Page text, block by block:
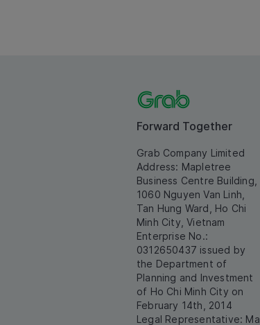
Forward Together
Grab Company Limited
Address: Mapletree
Business Centre Building,
1060 Nguyen Van Linh,
Tan Hung Ward, Ho Chi
Minh City, Vietnam
Enterprise No.:
0312650437 issued by
the Department of
Planning and Investment
of Ho Chi Minh City on
February 14th, 2014
Legal Representative: Ma